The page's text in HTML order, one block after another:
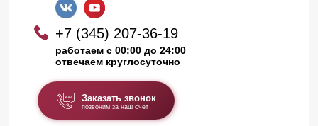
+7 (345) 207-36-19
работаем с 00:00 до 24:00
отвечаем круглосуточно
Заказать звонок
позвоним за наш счет